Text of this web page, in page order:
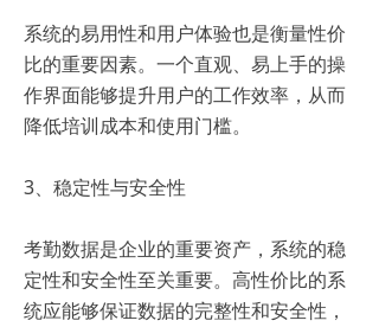
系统的易用性和用户体验也是衡量性价
比的重要因素。一个直观、易上手的操
作界面能够提升用户的工作效率，从而
降低培训成本和使用门槛。
3、稳定性与安全性
考勤数据是企业的重要资产，系统的稳
定性和安全性至关重要。高性价比的系
统应能够保证数据的完整性和安全性，